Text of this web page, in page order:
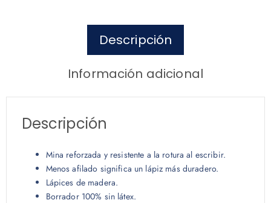
Descripción
Información adicional
Descripción
Mina reforzada y resistente a la rotura al escribir.
Menos afilado significa un lápiz más duradero.
Lápices de madera.
Borrador 100% sin látex.